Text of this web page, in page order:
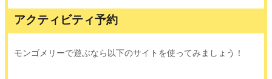
アクティビティ予約
モンゴメリーで遊ぶなら以下のサイトを使ってみましょう！